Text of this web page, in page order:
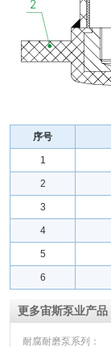
序号
1
2
3
4
5
6
更多宙斯泵业产品
耐腐耐磨泵系列 ：